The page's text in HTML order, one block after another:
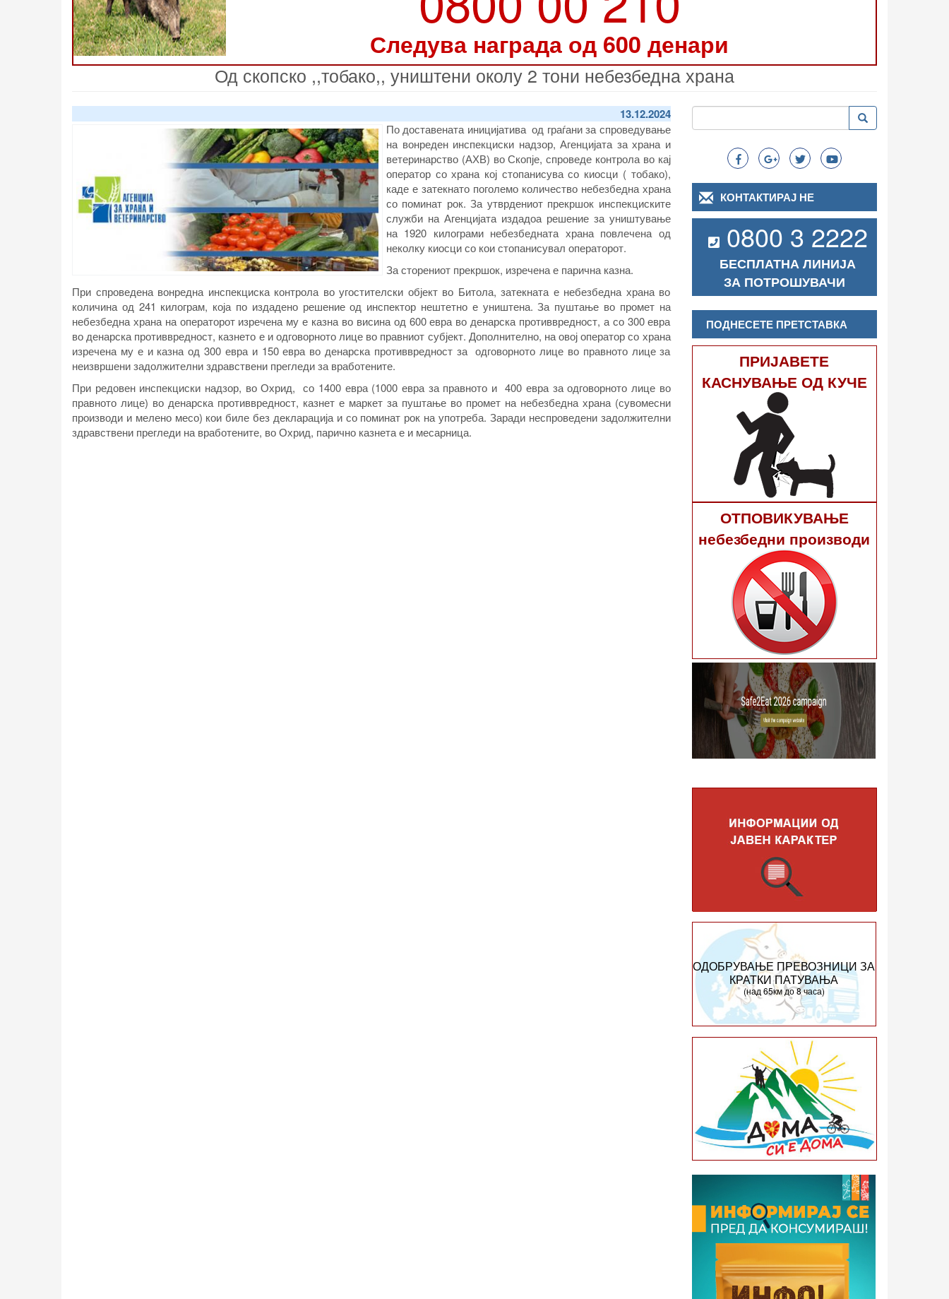
Следува награда од 600 денари
Од скопско ,,тобако,, уништени околу 2 тони небезбедна храна
13.12.2024
По доставената иницијатива од граѓани за спроведување
на вонреден инспекциски надзор, Агенцијата за храна и
ветеринарство (АХВ) во Скопје, спроведе контрола во кај
оператор со храна кој стопанисува со киосци ( тобако),
каде е затекнато поголемо количество небезбедна храна
со поминат рок. За утврдениот прекршок инспекциските
служби на Агенцијата издадоа решение за уништување
на 1920 килограми небезбедната храна повлечена од
неколку киосци со кои стопанисувал операторот.
За сторениот прекршок, изречена е парична казна.
При спроведена вонредна инспекциска контрола во угостителски објект во Битола, затекната е небезбедна храна во
количина од 241 килограм, која по издадено решение од инспектор нештетно е уништена. За пуштање во промет на
небезбедна храна на операторот изречена му е казна во висина од 600 евра во денарска противвредност, а со 300 евра
во денарска противвредност, казнето е и одговорното лице во правниот субјект. Дополнително, на овој оператор со храна
изречена му е и казна од 300 евра и 150 евра во денарска противвредност за одговорното лице во правното лице за
неизвршени задолжителни здравствени прегледи за вработените.
При редовен инспекциски надзор, во Охрид, со 1400 евра (1000 евра за правното и 400 евра за одговорното лице во
правното лице) во денарска противвредност, казнет е маркет за пуштање во промет на небезбедна храна (сувомесни
производи и мелено месо) кои биле без декларација и со поминат рок на употреба. Заради неспроведени задолжителни
здравствени прегледи на вработените, во Охрид, парично казнета е и месарница.
Search
Пребарување Пребарување
КОНТАКТИРАЈ НЕ
0800 3 2222
БЕСПЛАТНА ЛИНИЈА
ЗА ПОТРОШУВАЧИ
ПОДНЕСЕТЕ ПРЕТСТАВКА
ПРИЈАВЕТЕ
КАСНУВАЊЕ ОД КУЧЕ
ОТПОВИКУВАЊЕ
небезбедни производи
ОДОБРУВАЊЕ ПРЕВОЗНИЦИ ЗА
КРАТКИ ПАТУВАЊА
(над 65км до 8 часа)